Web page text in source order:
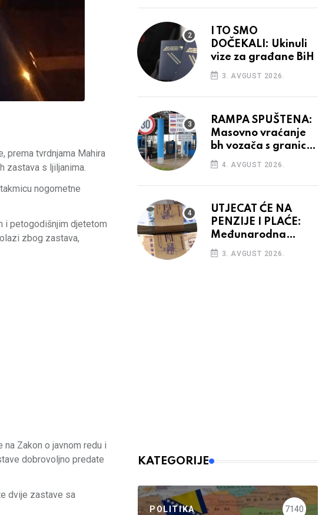
prema tvrdnjama Mahira
zastava s ljiljanima.
nogometne
i petogodišnjim djetetom
zbog zastava,
Zakon o javnom redu i
dobrovoljno predate
dvije zastave sa
I TO SMO
DOČEKALI: Ukinuli
vize za građane BiH
3. AVGUST 2026.
RAMPA SPUŠTENA:
Masovno vraćanje
bh vozača s granica
EU, protesti na
vidiku
4. AVGUST 2026.
UTJECAT ĆE NA
PENZIJE I PLAĆE:
Međunarodna
agencija potvrdila
kreditni rejting BiH
3. AVGUST 2026.
KATEGORIJE
POLITIKA 7140